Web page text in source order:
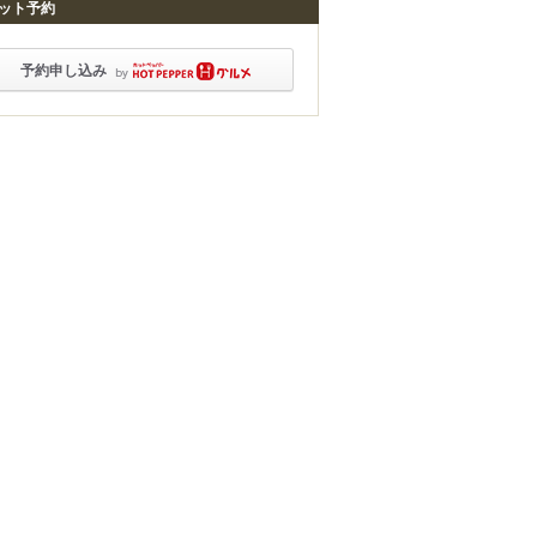
ト予約
予約申し込み